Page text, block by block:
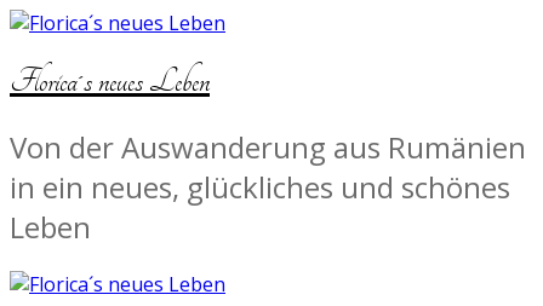
Florica´s neues Leben
Von der Auswanderung aus Rumänien
in ein neues, glückliches und schönes
Leben